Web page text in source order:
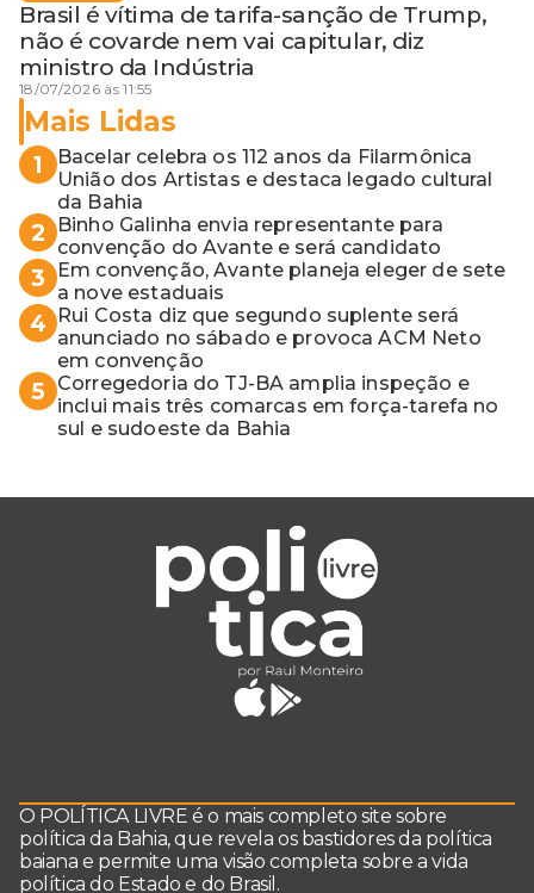
Brasil é vítima de tarifa-sanção de Trump,
não é covarde nem vai capitular, diz
ministro da Indústria
18/07/2026 às 11:55
Mais Lidas
1
Bacelar celebra os 112 anos da Filarmônica
União dos Artistas e destaca legado cultural
da Bahia
2
Binho Galinha envia representante para
convenção do Avante e será candidato
3
Em convenção, Avante planeja eleger de sete
a nove estaduais
4
Rui Costa diz que segundo suplente será
anunciado no sábado e provoca ACM Neto
em convenção
5
Corregedoria do TJ-BA amplia inspeção e
inclui mais três comarcas em força-tarefa no
sul e sudoeste da Bahia
O POLÍTICA LIVRE é o mais completo site sobre
política da Bahia, que revela os bastidores da política
baiana e permite uma visão completa sobre a vida
política do Estado e do Brasil.